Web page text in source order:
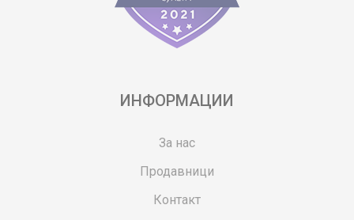
ИНФОРМАЦИИ
За нас
Продавници
Контакт